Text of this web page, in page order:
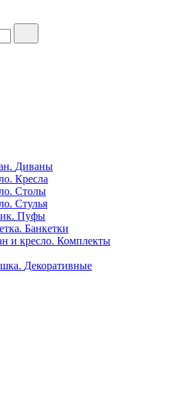
Диваны
Кресла
Столы
Стулья
Пуфы
Банкетки
Комплекты
Декоративные